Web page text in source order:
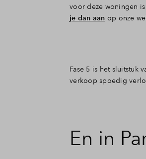
voor deze woningen
je dan aan op onze
Fase 5 is het sluitstuk
verkoop spoedig
En in